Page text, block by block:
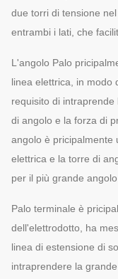
due torri di tensione
entrambi i lati, che
L'angolo Palo
linea elettrica, in modo
requisito di
di angolo e la forza di
angolo è pricipalmente
elettrica e la torre di
per il più grande
Palo terminale è
dell'elettrodotto, ha
linea di estensione di
intraprendere la